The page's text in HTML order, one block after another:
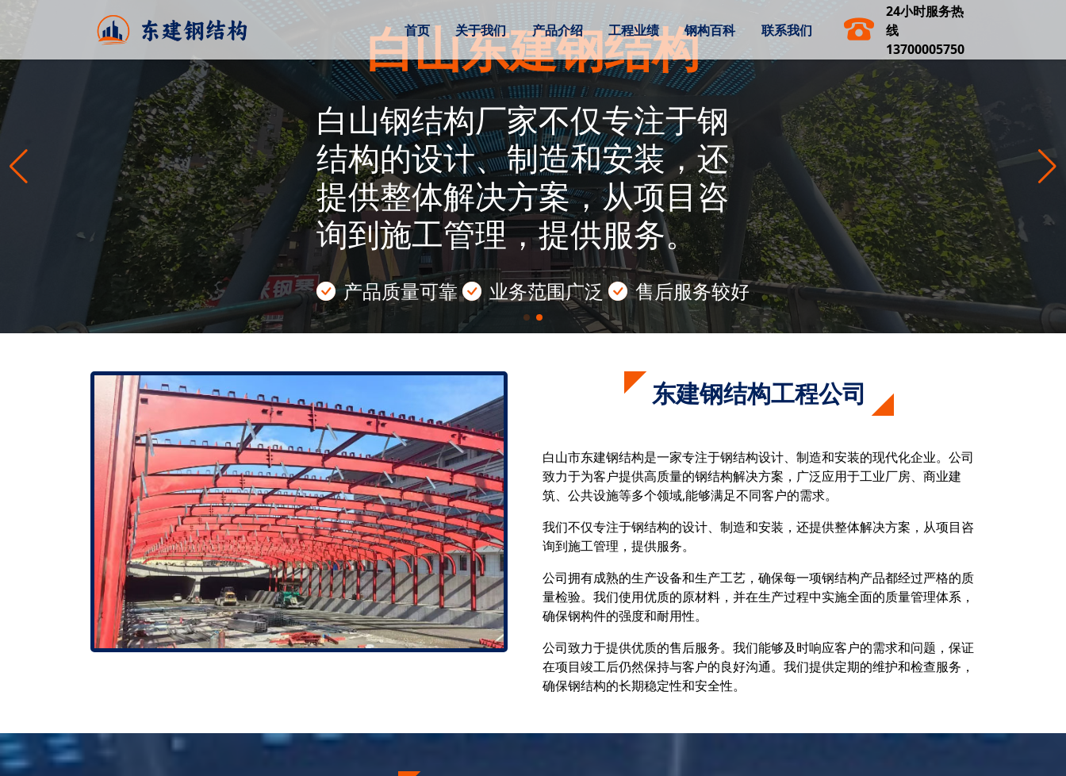
首页 关于我们 产品介绍 工程业绩 钢构百科 联系我们
24小时服务热
线
13700005750
白山东建钢结构厂家
白山东建钢结构工程【电话：13700005750】是从事钢
结构、网架的设计、制造、安装为一体的白山钢结构制
作安装厂家,提供钢结构厂房,钢结构平台,钢结构工程系
列产品,钢结构加工设计生产售后一条龙服务,欢迎新老客
户咨询。
查看详细
东建钢结构工程公司
白山市东建钢结构是一家专注于钢结构设计、制造和安装的现代化企业。公司
致力于为客户提供高质量的钢结构解决方案，广泛应用于工业厂房、商业建
筑、公共设施等多个领域,能够满足不同客户的需求。
我们不仅专注于钢结构的设计、制造和安装，还提供整体解决方案，从项目咨
询到施工管理，提供服务。
公司拥有成熟的生产设备和生产工艺，确保每一项钢结构产品都经过严格的质
量检验。我们使用优质的原材料，并在生产过程中实施全面的质量管理体系，
确保钢构件的强度和耐用性。
公司致力于提供优质的售后服务。我们能够及时响应客户的需求和问题，保证
在项目竣工后仍然保持与客户的良好沟通。我们提供定期的维护和检查服务，
确保钢结构的长期稳定性和安全性。